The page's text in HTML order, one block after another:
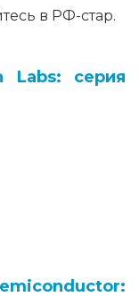
в РФ-стар.
Labs: серия